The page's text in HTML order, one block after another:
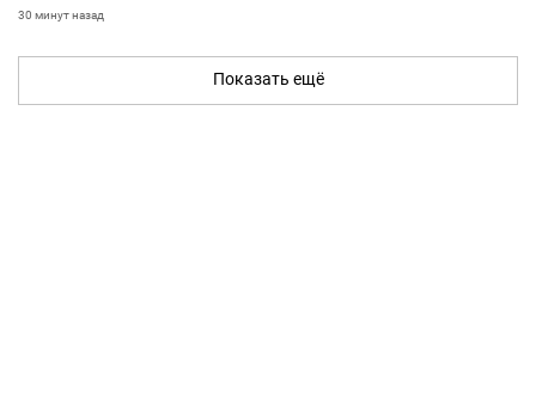
30 минут назад
Показать ещё